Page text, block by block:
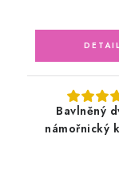
Bavlněný
námořnický